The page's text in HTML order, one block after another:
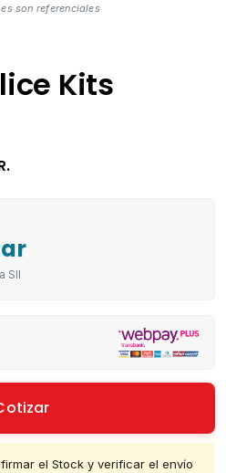
son referenciales
Kits
SII
el Stock y verificar el envío